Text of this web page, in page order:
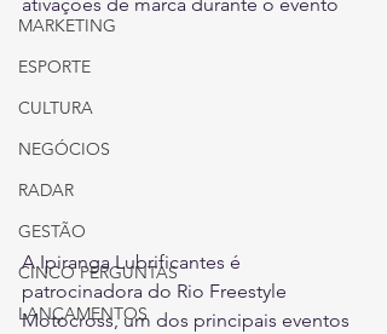
MARKETING
ESPORTE
CULTURA
NEGÓCIOS
RADAR
GESTÃO
CINCO PERGUNTAS
LANÇAMENTOS
A Ipiranga Lubrificantes é
patrocinadora do Rio Freestyle
Motocross, um dos principais eventos